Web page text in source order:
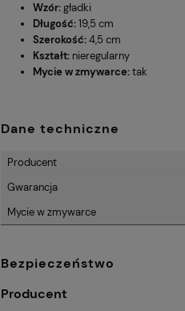
Wzór:gładki
Długość:19,5 cm
Szerokość:4,5 cm
Kształt: nieregularny
Mycie w zmywarce:tak
Dane techniczne
Producent
Gwarancja
Mycie w zmywarce
Bezpieczeństwo
Producent